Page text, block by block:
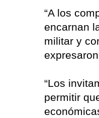
“A los
encarnan
militar y
“Los
permitir